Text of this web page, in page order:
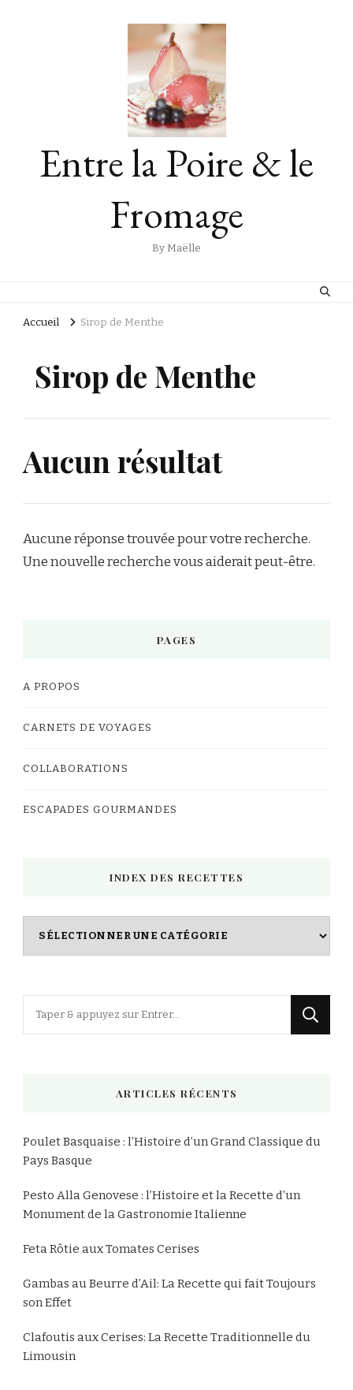
Entre la Poire & le
Fromage
By Maëlle
Accueil Sirop de Menthe
Sirop de Menthe
Aucun résultat
Aucune réponse trouvée pour votre recherche.
Une nouvelle recherche vous aiderait peut-être.
PAGES
A PROPOS
CARNETS DE VOYAGES
COLLABORATIONS
ESCAPADES GOURMANDES
INDEX DES RECETTES
Index
ARTICLES RÉCENTS
Poulet Basquaise : l’Histoire d’un Grand Classique du
Pays Basque
Pesto Alla Genovese : l’Histoire et la Recette d’un
Monument de la Gastronomie Italienne
Feta Rôtie aux Tomates Cerises
Gambas au Beurre d’Ail: La Recette qui fait Toujours
son Effet
Clafoutis aux Cerises: La Recette Traditionnelle du
Limousin